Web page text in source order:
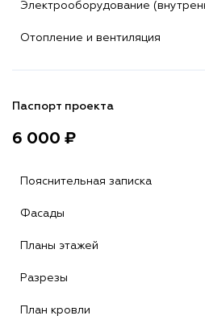
Электрооборудование
Отопление и вентиляция
Паспорт проекта
6 000 ₽
Пояснительная записка
Фасады
Планы этажей
Разрезы
План кровли